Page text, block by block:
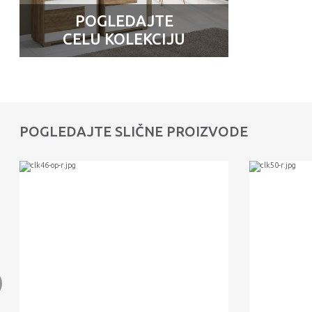
POGLEDAJTE
CELU KOLEKCIJU
POGLEDAJTE SLIČNE PROIZVODE